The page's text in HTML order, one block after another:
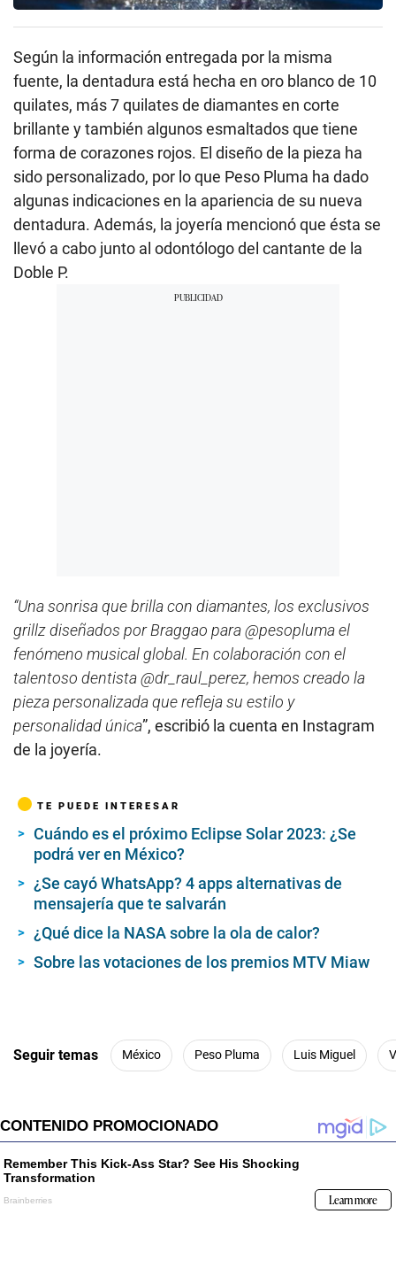
Según la información entregada por la misma
fuente, la dentadura está hecha en oro blanco de 10
quilates, más 7 quilates de diamantes en corte
brillante y también algunos esmaltados que tiene
forma de corazones rojos. El diseño de la pieza ha
sido personalizado, por lo que Peso Pluma ha dado
algunas indicaciones en la apariencia de su nueva
dentadura. Además, la joyería mencionó que ésta se
llevó a cabo junto al odontólogo del cantante de la
Doble P.
“Una sonrisa que brilla con diamantes, los exclusivos
grillz diseñados por Braggao para @pesopluma el
fenómeno musical global. En colaboración con el
talentoso dentista @dr_raul_perez, hemos creado la
pieza personalizada que refleja su estilo y
personalidad única”, escribió la cuenta en Instagram
de la joyería.
TE PUEDE INTERESAR
Cuándo es el próximo Eclipse Solar 2023: ¿Se
podrá ver en México?
¿Se cayó WhatsApp? 4 apps alternativas de
mensajería que te salvarán
¿Qué dice la NASA sobre la ola de calor?
Sobre las votaciones de los premios MTV Miaw
Seguir temas México Peso Pluma Luis Miguel